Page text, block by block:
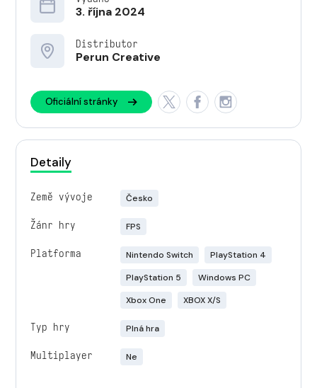
3. října 2024
Distributor
Perun Creative
Oficiální stránky
Detaily
Země vývoje Česko
Žánr hry FPS
Platforma Nintendo Switch
PlayStation 4
PlayStation 5
Windows PC
Xbox One
XBOX X/S
Typ hry Plná hra
Multiplayer Ne